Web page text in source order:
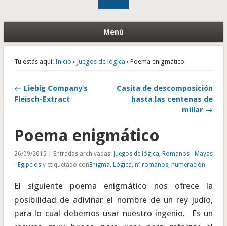
Menú
Tu estás aquí: Inicio › Juegos de lógica › Poema enigmático
← Liebig Company’s
Fleisch-Extract
Casita de descomposición
hasta las centenas de
millar →
Poema enigmático
26/09/2015 | Entradas archivadas: Juegos de lógica, Romanos - Mayas
- Egipciosy etiquetado con Enigma, Lógica, nº romanos, numeración
El siguiente poema enigmático nos ofrece la
posibilidad de adivinar el nombre de un rey judío,
para lo cual debemos usar nuestro ingenio. Es un